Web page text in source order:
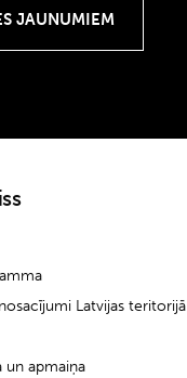
Latvijas teritorijā
un apmaiņa